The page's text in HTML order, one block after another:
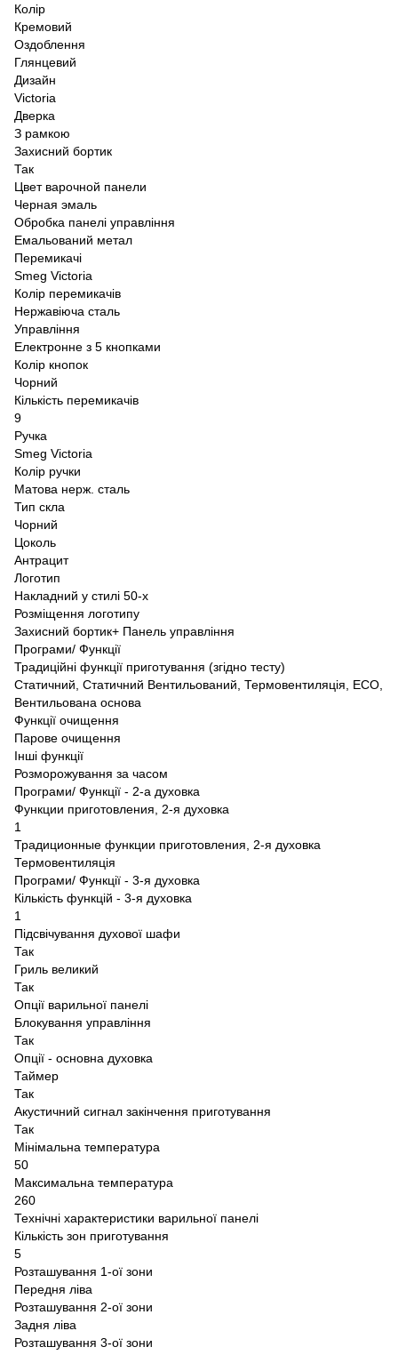
Колір
Кремовий
Оздоблення
Глянцевий
Дизайн
Victoria
Дверка
З рамкою
Захисний бортик
Так
Цвет варочной панели
Черная эмаль
Обробка панелі управління
Емальований метал
Перемикачі
Smeg Victoria
Колір перемикачів
Нержавіюча сталь
Управління
Електронне з 5 кнопками
Колір кнопок
Чорний
Кількість перемикачів
9
Ручка
Smeg Victoria
Колір ручки
Матова нерж. сталь
Тип скла
Чорний
Цоколь
Антрацит
Логотип
Накладний у стилі 50-х
Розміщення логотипу
Захисний бортик+ Панель управління
Програми/ Функції
Традиційні функції приготування (згідно тесту)
Статичний, Статичний Вентильований, Термовентиляція, ECO,
Вентильована основа
Функції очищення
Парове очищення
Інші функції
Розморожування за часом
Програми/ Функції - 2-а духовка
Функции приготовления, 2-я духовка
1
Традиционные функции приготовления, 2-я духовка
Термовентиляція
Програми/ Функції - 3-я духовка
Кількість функцій - 3-я духовка
1
Підсвічування духової шафи
Так
Гриль великий
Так
Опції варильної панелі
Блокування управління
Так
Опції - основна духовка
Таймер
Так
Акустичний сигнал закінчення приготування
Так
Мінімальна температура
50
Максимальна температура
260
Технічні характеристики варильної панелі
Кількість зон приготування
5
Розташування 1-ої зони
Передня ліва
Розташування 2-ої зони
Задня ліва
Розташування 3-ої зони